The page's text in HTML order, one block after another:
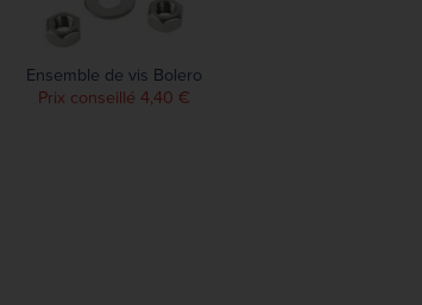
Ensemble de vis Bolero
Prix conseillé 4,40 €